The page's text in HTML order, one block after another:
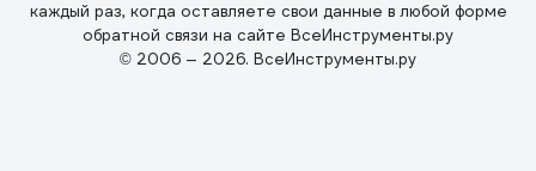
каждый раз, когда оставляете свои данные в любой форме
обратной связи на сайте ВсеИнструменты.ру
© 2006 — 2026. ВсеИнструменты.ру